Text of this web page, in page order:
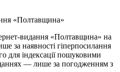
«Полтавщина»
видання «Полтавщина» на
за наявності гіперпосилання
для індексації пошуковими
— лише за погодженням з